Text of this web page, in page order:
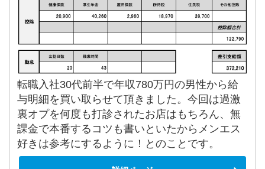
転職入社30代前半で年収780万円の男性から給
与明細を買い取らせて頂きました。今回は過激
裏オプを何度も打診されたお店はもちろん、無
課金で本番するコツも書いといたからメンエス
好きは参考にするように！とのことです。